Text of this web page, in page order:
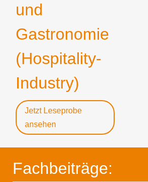
und
Gastronomie
(Hospitality-
Industry)
Jetzt Leseprobe
ansehen
Fachbeiträge: